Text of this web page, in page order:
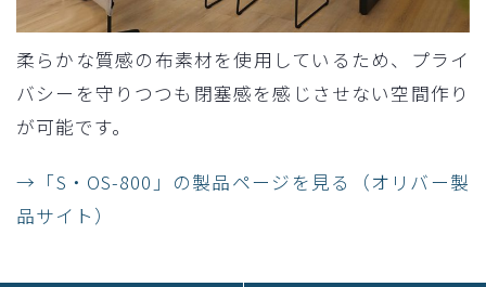
柔らかな質感の布素材を使用しているため、プライ
バシーを守りつつも閉塞感を感じさせない空間作り
が可能です。
→「S・OS-800」の製品ページを見る（オリバー製
品サイト）